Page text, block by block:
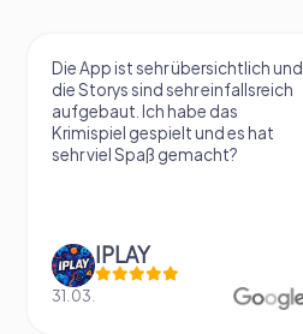
Die App ist sehr übersichtlich und
die Storys sind sehr einfallsreich
aufgebaut. Ich habe das
Krimispiel gespielt und es hat
sehr viel Spaß gemacht?
IPLAY
31.03.